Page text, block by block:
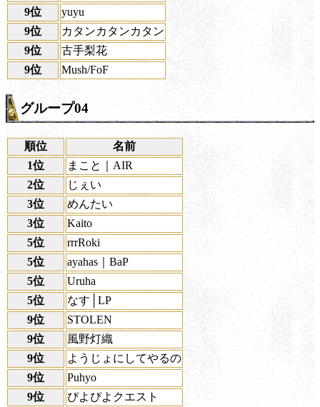
9位
yuyu
9位
カタンカタンカタン
9位
古手梨花
9位
Mush/FoF
グループ04
順位
名前
1位
まこと｜AIR
2位
じぇい
3位
めんたい
3位
Kaito
5位
rrrRoki
5位
ayahas｜BaP
5位
Uruha
5位
なす│LP
9位
STOLEN
9位
風野灯織
9位
ようじょにしてやるの
9位
Puhyo
9位
ぴよぴよクエスト